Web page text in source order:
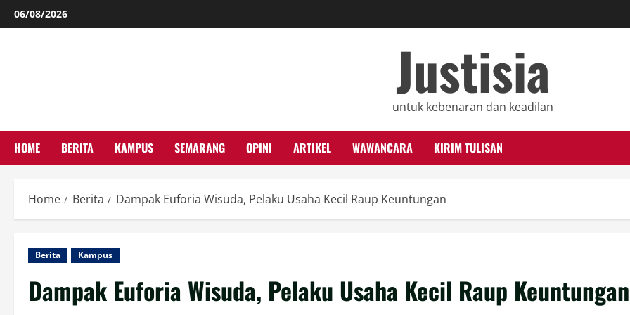
Skip
to
06/08/2026
Justisia
untuk kebenaran dan keadilan
HOME BERITA KAMPUS SEMARANG OPINI ARTIKEL WAWANCARA KIRIM TULISAN
Home Berita Dampak Euforia Wisuda, Pelaku Usaha Kecil Raup Keuntungan
Berita Kampus
Dampak Euforia Wisuda, Pelaku Usaha Kecil Raup Keuntungan